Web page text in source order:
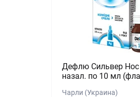
Дефлю Сильвер Нос
назал. по 10 мл
Чарли (Украина)